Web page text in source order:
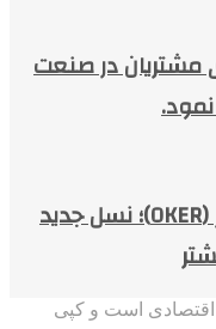
مشتریان در صنعت
معرفی کرکره فولادی اوکر (OKER)؛ نسل جدید
اقتصادی است و کپی